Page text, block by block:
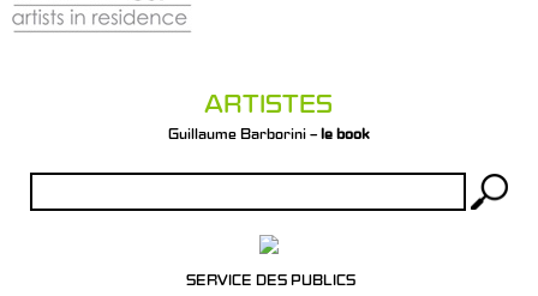
ARTISTES
Guillaume Barborini –le book
SERVICE DES PUBLICS